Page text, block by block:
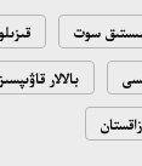
سوت
بالالار